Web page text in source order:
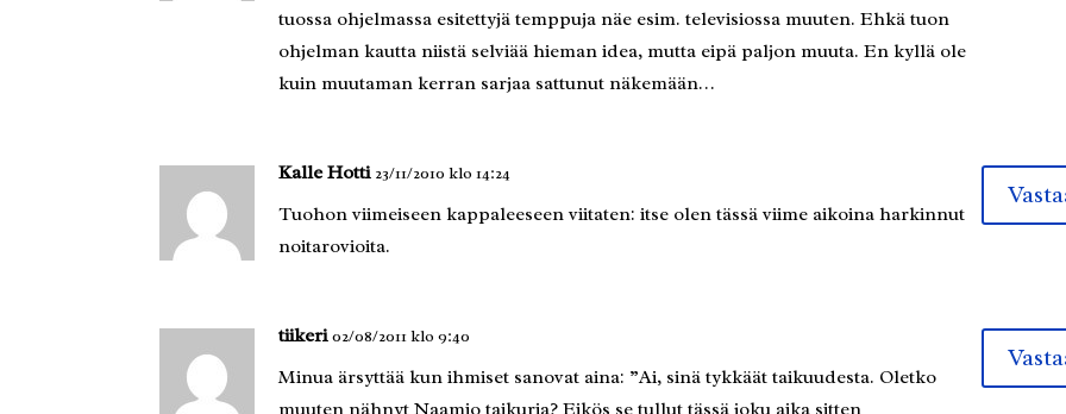
tuossa ohjelmassa esitettyjä temppuja näe esim. televisiossa muuten. Ehkä tuon
ohjelman kautta niistä selviää hieman idea, mutta eipä paljon muuta. En kyllä ole
kuin muutaman kerran sarjaa sattunut näkemään…
Kalle Hotti 23/11/2010 klo 14:24
Tuohon viimeiseen kappaleeseen viitaten: itse olen tässä viime aikoina harkinnut
noitarovioita.
tiikeri 02/08/2011 klo 9:40
Minua ärsyttää kun ihmiset sanovat aina: ”Ai, sinä tykkäät taikuudesta. Oletko
muuten nähnyt Naamio taikuria? Eikös se tullut tässä joku aika sitten